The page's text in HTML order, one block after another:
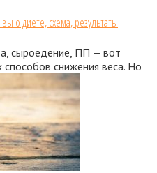
о диете, схема, результаты
сыроедение, ПП — вот
способов снижения веса. Но